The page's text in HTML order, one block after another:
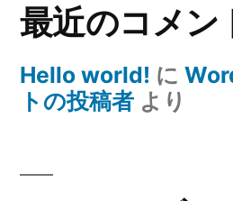
最近のコメン
Hello world! に
トの投稿者 より